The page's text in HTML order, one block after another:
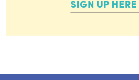
SIGN UP HERE